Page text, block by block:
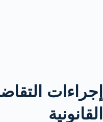
إجراءات
القانونية